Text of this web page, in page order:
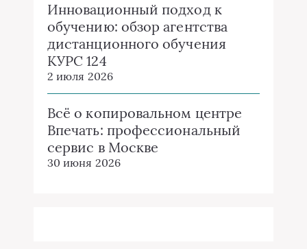
Инновационный подход к
обучению: обзор агентства
дистанционного обучения
КУРС 124
2 июля 2026
Всё о копировальном центре
Впечать: профессиональный
сервис в Москве
30 июня 2026